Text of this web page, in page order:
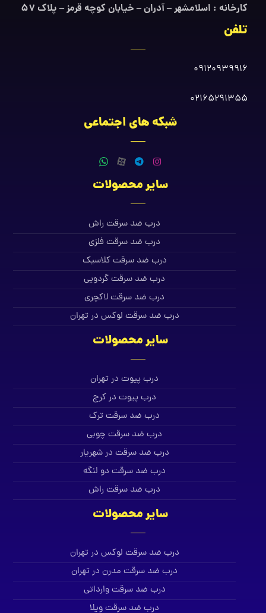
کارخانه : اسلامشهر – آدران – خیابان کوچه قرمز – پلاک ۵۷
تلفن
09120939916
02165291355
شبکه های اجتماعی
سایر محصولات
درب ضد سرقت راش
درب ضد سرقت فلزی
درب ضد سرقت کلاسیک
درب ضد سرقت گردویی
درب ضد سرقت لاکچری
درب ضد سرقت لوکس در تهران
سایر محصولات
درب پیوت در تهران
درب پیوت در کرج
درب ضد سرقت ترک
درب ضد سرقت چوبی
درب ضد سرقت در شهریار
درب ضد سرقت دو لنگه
درب ضد سرقت راش
سایر محصولات
درب ضد سرقت لوکس در تهران
درب ضد سرقت مدرن در تهران
درب ضد سرقت وارداتی
درب ضد سرقت ویلا